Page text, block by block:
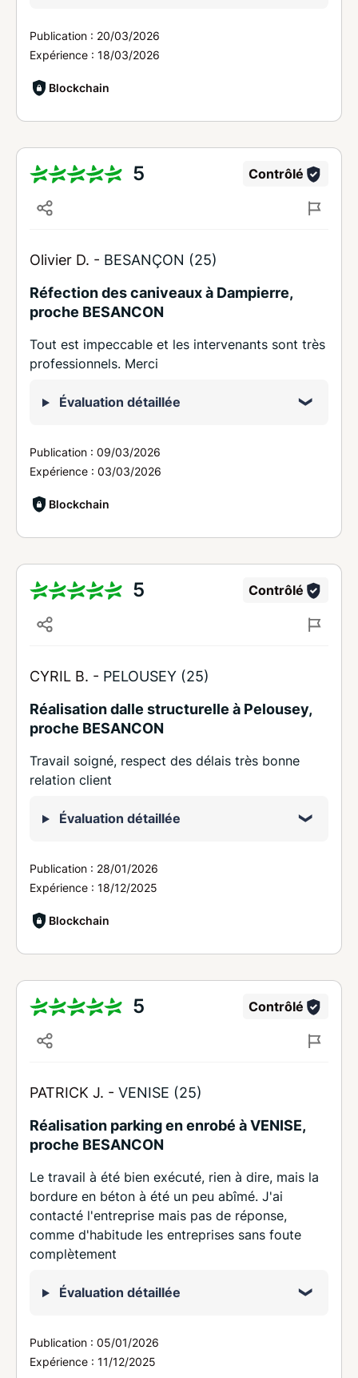
Publication : 20/03/2026
Expérience : 18/03/2026
Blockchain
5 Contrôlé
Olivier D. - BESANÇON (25)
Réfection des caniveaux à Dampierre,
proche BESANCON
Tout est impeccable et les intervenants sont très
professionnels. Merci
Évaluation détaillée
Publication : 09/03/2026
Expérience : 03/03/2026
Blockchain
5 Contrôlé
CYRIL B. - PELOUSEY (25)
Réalisation dalle structurelle à Pelousey,
proche BESANCON
Travail soigné, respect des délais très bonne
relation client
Évaluation détaillée
Publication : 28/01/2026
Expérience : 18/12/2025
Blockchain
5 Contrôlé
PATRICK J. - VENISE (25)
Réalisation parking en enrobé à VENISE,
proche BESANCON
Le travail à été bien exécuté, rien à dire, mais la
bordure en béton à été un peu abîmé. J'ai
contacté l'entreprise mais pas de réponse,
comme d'habitude les entreprises sans foute
complètement
Évaluation détaillée
Publication : 05/01/2026
Expérience : 11/12/2025